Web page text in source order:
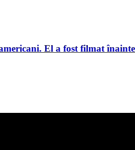
El a fost filmat